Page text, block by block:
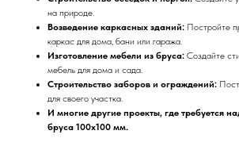
на природе.
Возведение каркасных зданий: Постройте
каркас для дома, бани или гаража.
Изготовление мебели из бруса: Создайте
мебель для дома и сада.
Строительство заборов и ограждений:
для своего участка.
И многие другие проекты, где требуется
бруса 100x100 мм.